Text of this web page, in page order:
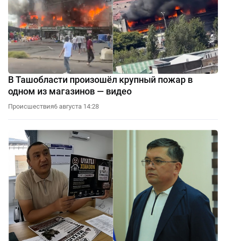
В Ташобласти произошёл крупный пожар в
одном из магазинов — видео
Происшествия6 августа 14:28